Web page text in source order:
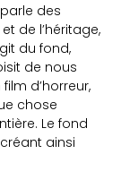
des
de l’héritage,
du fond,
de nous
d’horreur,
chose
Le fond
ainsi